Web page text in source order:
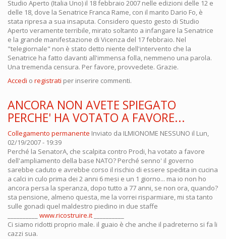
Studio Aperto (Italia Uno) il 18 febbraio 2007 nelle edizioni delle 12 e
delle 18, dove la Senatrice Franca Rame, con il marito Dario Fo, è
stata ripresa a sua insaputa. Considero questo gesto di Studio
Aperto veramente terribile, mirato soltanto a infangare la Senatrice
e la grande manifestazione di Vicenza del 17 febbraio. Nel
"telegiornale" non è stato detto niente dell'intervento che la
Senatrice ha fatto davanti all'immensa folla, nemmeno una parola.
Una tremenda censura. Per favore, provvedete. Grazie.
Accedi o registrati per inserire commenti.
ANCORA NON AVETE SPIEGATO
PERCHE' HA VOTATO A FAVORE...
Collegamento permanente Inviato da ILMIONOME NESSUNO il Lun,
02/19/2007 - 19:39
Perché la SenatorA, che scalpita contro Prodi, ha votato a favore
dell'ampliamento della base NATO? Perché senno' il governo
sarebbe caduto e avrebbe corso il rischio di essere spedita in cucina
a calci in culo prima dei 2 anni 6 mesi e un 1 giorno... ma io non ho
ancora persa la speranza, dopo tutto a 77 anni, se non ora, quando?
sta pensione, almeno questa, me la vorrei risparmiare, mi sta tanto
sulle gonadi quel maldestro piedino in due staffe
www.ricostruire.it
Ci siamo ridotti proprio male. il guaio è che anche il padreterno si fa li
cazzi sua.